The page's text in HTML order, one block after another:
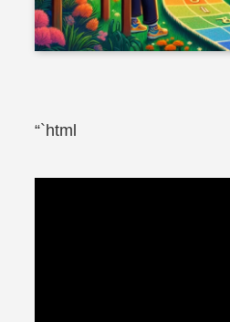
“`html